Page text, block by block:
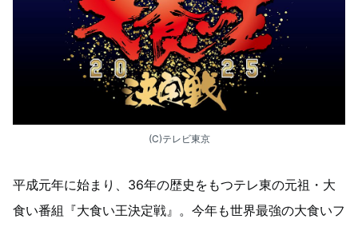
(C)テレビ東京
平成元年に始まり、36年の歴史をもつテレ東の元祖・大
食い番組『大食い王決定戦』。今年も世界最強の大食いフ